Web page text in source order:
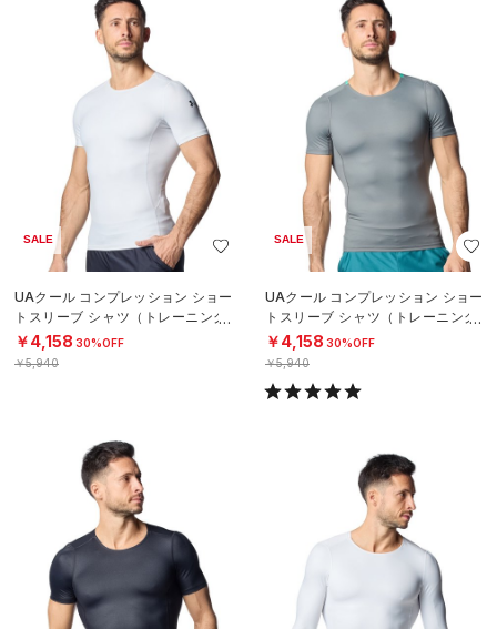
SALE
UAクール コンプレッション ショー
トスリーブ シャツ（トレーニング/
MEN）
￥4,158 30%OFF
￥5,940
SALE
UAクール コンプレッション ショー
トスリーブ シャツ（トレーニング/
MEN）
￥4,158 30%OFF
￥5,940